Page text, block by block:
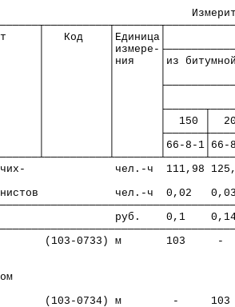
│   Код    │Единица│
│          │измере-
│          │ния    │из
│          │
│          │
│          │       │  150 │
│          │
│          │       │66-8-
чел.-ч  111,98
чел.-ч  0,02
руб.    0,1
(103-0733) м
(103-0734) м        -